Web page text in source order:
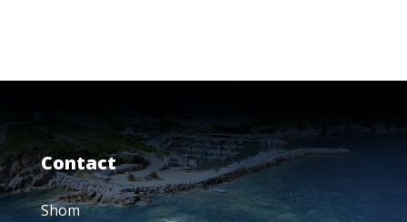
Contact
Shom